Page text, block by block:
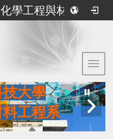
國立高雄科技大學 化學工程與材料工程系
技大學
工程系